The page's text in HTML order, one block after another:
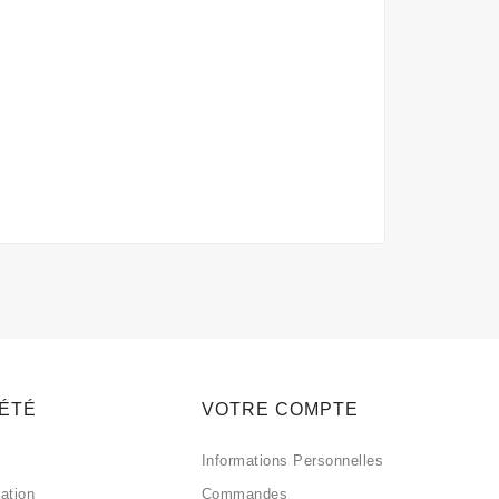
VOTRE COMPTE
Informations Personnelles
Commandes